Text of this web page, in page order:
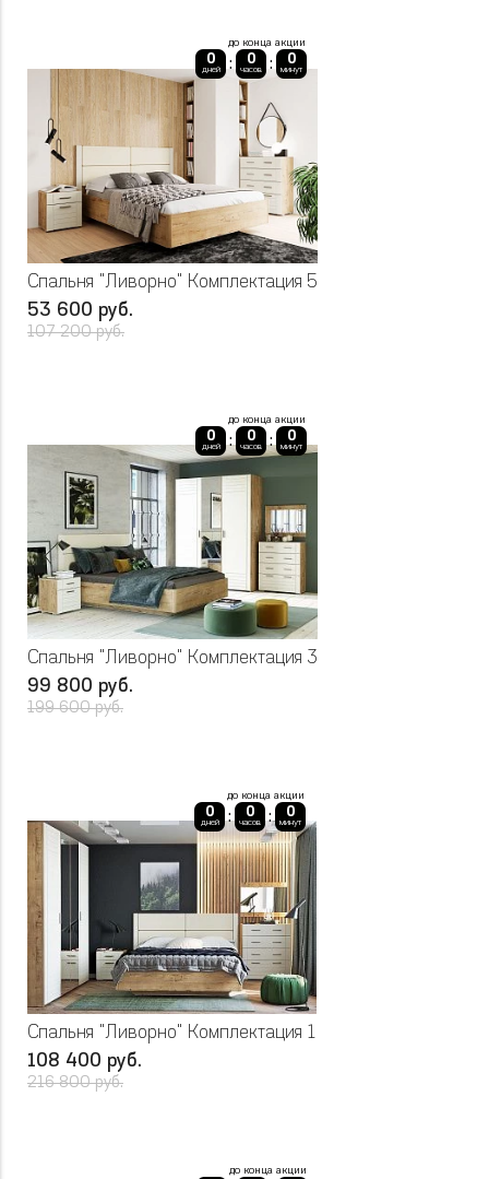
до конца акции
0
дней : 0
часов : 0
минут
Спальня "Ливорно" Комплектация 5
53 600 руб.
107 200 руб.
до конца акции
0
дней : 0
часов : 0
минут
Спальня "Ливорно" Комплектация 3
99 800 руб.
199 600 руб.
до конца акции
0
дней : 0
часов : 0
минут
Спальня "Ливорно" Комплектация 1
108 400 руб.
216 800 руб.
до конца акции